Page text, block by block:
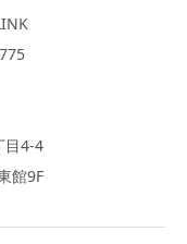
目4-4
館9F